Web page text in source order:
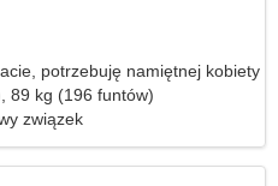
potrzebuję namiętnej kobiety
89 kg (196 funtów)
związek